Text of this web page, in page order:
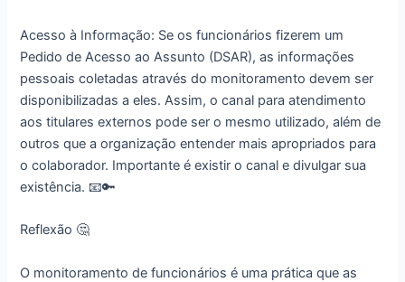
Acesso à Informação: Se os funcionários fizerem um
Pedido de Acesso ao Assunto (DSAR), as informações
pessoais coletadas através do monitoramento devem ser
disponibilizadas a eles. Assim, o canal para atendimento
aos titulares externos pode ser o mesmo utilizado, além de
outros que a organização entender mais apropriados para
o colaborador. Importante é existir o canal e divulgar sua
existência. 📧🔑
Reflexão 🤔
O monitoramento de funcionários é uma prática que as